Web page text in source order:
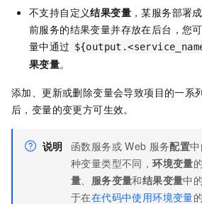
不支持自定义结果变量 ，某服务部署
前服务的结果变量并存放在后台，您
量中通过
果变量。
添加、更新或删除变量会导致项目的一系
后，变量的变更方可生效。
说明 函数服务或 Web 服务配置
种变量类型不同，环境变量
量、 服务变量和结果变量中
于在在代码中使用环境变量